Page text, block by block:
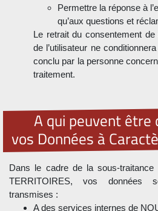
Permettre la réponse à
qu’aux questions et
Le retrait du consentement
de l’utilisateur ne
conclu par la personne
traitement.
A qui peuvent être
vos Données à
Dans le cadre de la sous-traitance
TERRITOIRES, vos données
transmises :
A des services internes de